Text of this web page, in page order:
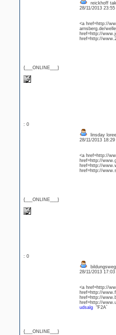
{___ONLINE___}
reickhoff
28/11/2013
<a href=http://
arnsberg.de/
href=http://
href=http://
: 0
{___ONLINE___}
linsday
28/11/2013
<a href=http://
href=http://
href=http://
href=http://
: 0
{___ONLINE___}
28/11/2013
<a href=http://
href=http://
href=http://
href=http://
udsalg"F2A`